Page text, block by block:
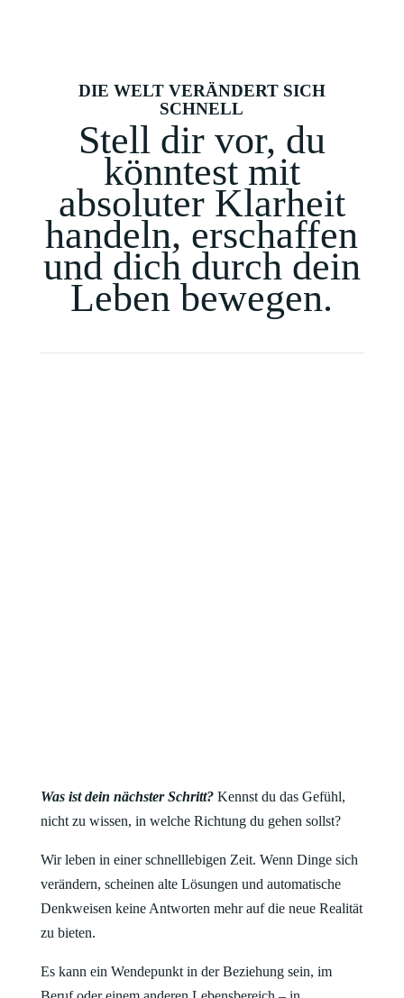
DIE WELT VERÄNDERT SICH
SCHNELL
Stell dir vor, du
könntest mit
absoluter Klarheit
handeln, erschaffen
und dich durch dein
Leben bewegen.
Was ist dein nächster Schritt? Kennst du das Gefühl,
nicht zu wissen, in welche Richtung du gehen sollst?
Wir leben in einer schnelllebigen Zeit. Wenn Dinge sich
verändern, scheinen alte Lösungen und automatische
Denkweisen keine Antworten mehr auf die neue Realität
zu bieten.
Es kann ein Wendepunkt in der Beziehung sein, im